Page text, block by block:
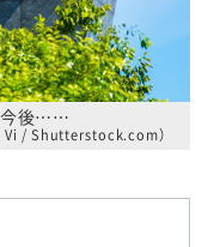
今後……
Vi / Shutterstock.com）